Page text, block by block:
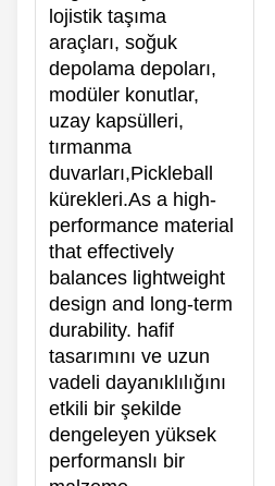
lojistik taşıma
araçları, soğuk
depolama depoları,
modüler konutlar,
uzay kapsülleri,
tırmanma
duvarları,Pickleball
kürekleri.As a high-
performance material
that effectively
balances lightweight
design and long-term
durability. hafif
tasarımını ve uzun
vadeli dayanıklılığını
etkili bir şekilde
dengeleyen yüksek
performanslı bir